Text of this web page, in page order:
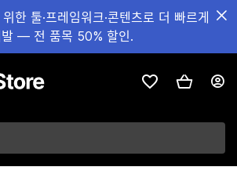
한 툴·프레임워크·콘텐츠로 더 빠르게
발 — 전 품목 50% 할인.